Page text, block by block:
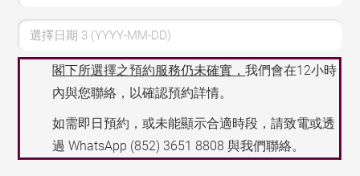
選擇日期 3 (YYYY-MM-DD)
閣下所選擇之預約服務仍未確實，我們會在12小時
內與您聯絡，以確認預約詳情。
如需即日預約，或未能顯示合適時段，請致電或透
過 WhatsApp (852) 3651 8808 與我們聯絡。